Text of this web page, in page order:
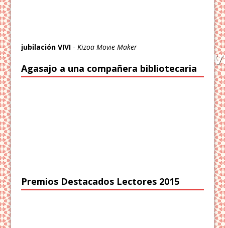
jubilación VIVI -Kizoa Movie Maker
Agasajo a una compañera bibliotecaria
Premios Destacados Lectores 2015